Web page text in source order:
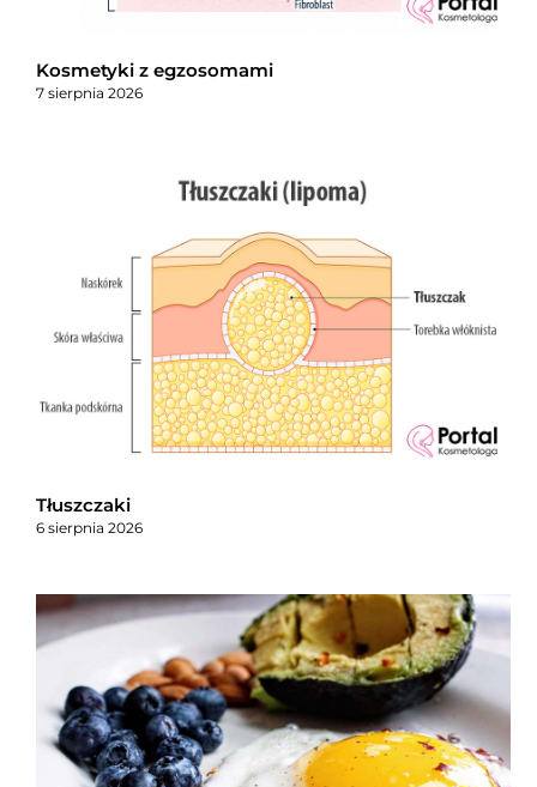
Kosmetyki z egzosomami
7 sierpnia 2026
Tłuszczaki
6 sierpnia 2026